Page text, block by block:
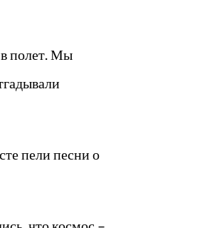
в полет. Мы
пели песни о